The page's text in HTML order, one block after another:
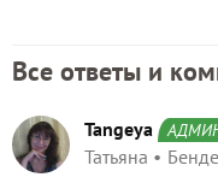
Все ответы и
Tangeya
Татьяна